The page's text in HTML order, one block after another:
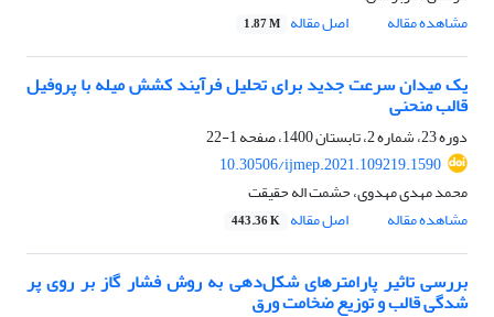
مشاهده مقاله
اصل مقاله 1.87 M
یک میدان سرعت جدید برای تحلیل فرآیند کشش میله با پروفیل
قالب منحنی
دوره 23، شماره 2، تابستان 1400، صفحه
1-22
10.30506/ijmep.2021.109219.1590
محمد مهدی مهدوی، حشمت اله حقیقت
مشاهده مقاله
اصل مقاله 443.36 K
بررسی تاثیر پارامترهای شکل‌دهی به روش فشار گاز بر روی پر
شدگی قالب و توزیع ضخامت ورق